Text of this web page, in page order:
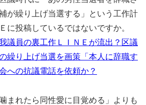
が繰り上げ当選する」という工作計
に投稿しているではないですか。
議員の裏工作ＬＩＮＥが流出？区議
繰り上げ当選を画策「本人に辞職す
への抗議電話を依頼か？
まれたら同性愛に目覚める」よりも